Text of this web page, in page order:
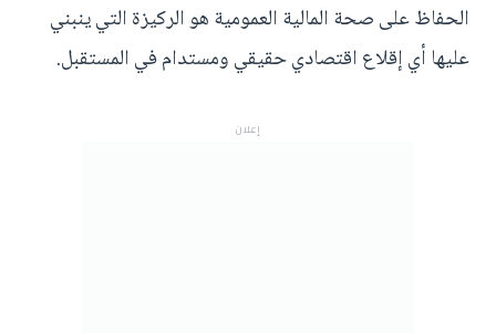
الحفاظ على صحة المالية العمومية هو الركيزة التي ينبني
عليها أي إقلاع اقتصادي حقيقي ومستدام في المستقبل.
إعلان